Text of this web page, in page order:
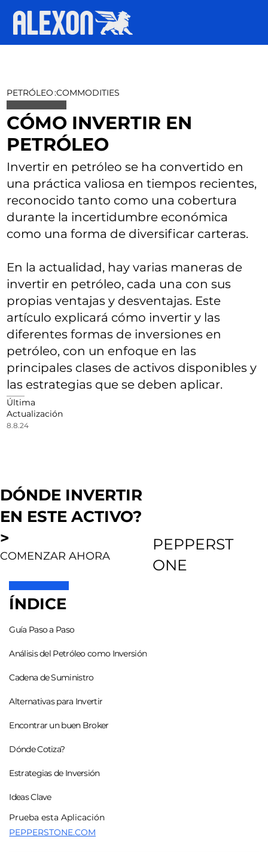
PETRÓLEO:COMMODITIES
CÓMO INVERTIR EN
PETRÓLEO
Invertir en petróleo se ha convertido en
una práctica valiosa en tiempos recientes,
reconocido tanto como una cobertura
durante la incertidumbre económica
como una forma de diversificar carteras.
En la actualidad, hay varias maneras de
invertir en petróleo, cada una con sus
propias ventajas y desventajas. Este
artículo explicará cómo invertir y las
diferentes formas de inversiones en
petróleo, con un enfoque en las
principales clases de activos disponibles y
las estrategias que se deben aplicar.
Última
Actualización
8.8.24
DÓNDE INVERTIR
EN ESTE ACTIVO?
>
COMENZAR AHORA
PEPPERST
ONE
ÍNDICE
Guía Paso a Paso
Análisis del Petróleo como Inversión
Cadena de Suministro
Alternativas para Invertir
Encontrar un buen Broker
Dónde Cotiza?
Estrategias de Inversión
Ideas Clave
Prueba esta Aplicación
PEPPERSTONE.COM